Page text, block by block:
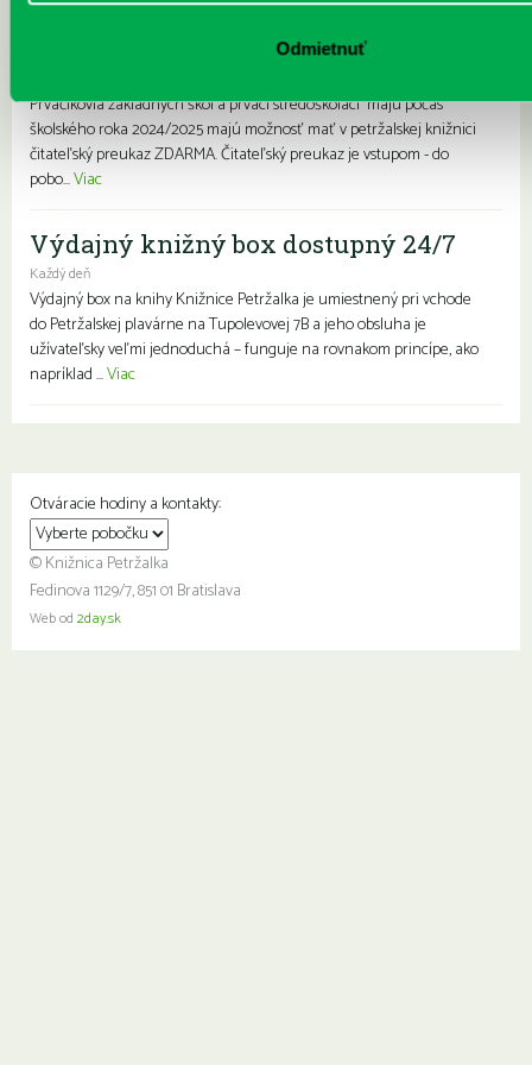
Odmietnuť
zdarma
Lietavská 16 , Prokofievova 5
Vavilovova 24,Vavilovova 26
Prváčikovia základných škôl a prváci stredoškoláci majú počas
školského roka 2024/2025 majú možnosť mať v petržalskej knižnici
čitateľský preukaz ZDARMA. Čitateľský preukaz je vstupom - do
pobo...Viac
Výdajný knižný box dostupný 24/7
Každý deň
Výdajný box na knihy Knižnice Petržalka je umiestnený pri vchode
do Petržalskej plavárne na Tupolevovej 7B a jeho obsluha je
užívateľsky veľmi jednoduchá – funguje na rovnakom princípe, ako
napríklad ...Viac
Otváracie hodiny a kontakty:
© Knižnica Petržalka
Fedinova 1129/7, 851 01 Bratislava
Web od 2day.sk